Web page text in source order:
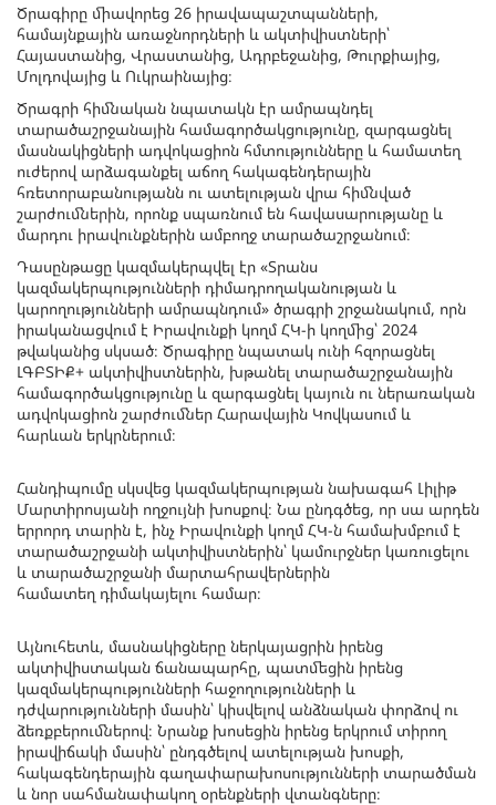
Ծրագիրը միավորեց 26 իրավապաշտպանների,
համայնքային առաջնորդների և ակտիվիստների՝
Հայաստանից, Վրաստանից, Ադրբեջանից, Թուրքիայից,
Մոլդովայից և Ուկրաինայից։
Ծրագրի հիմնական նպատակն էր ամրապնդել
տարածաշրջանային համագործակցությունը, զարգացնել
մասնակիցների ադվոկացիոն հմտությունները և համատեղ
ուժերով արձագանքել աճող հակագենդերային
հռետորաբանությանն ու ատելության վրա հիմնված
շարժումներին, որոնք սպառնում են հավասարությանը և
մարդու իրավունքներին ամբողջ տարածաշրջանում։
Դասընթացը կազմակերպվել էր «Տրանս
կազմակերպությունների դիմադրողականության և
կարողությունների ամրապնդում» ծրագրի շրջանակում, որն
իրականացվում է Իրավունքի կողմ ՀԿ-ի կողմից՝ 2024
թվականից սկսած։ Ծրագիրը նպատակ ունի հզորացնել
ԼԳԲՏԻՔ+ ակտիվիստներին, խթանել տարածաշրջանային
համագործակցությունը և զարգացնել կայուն ու ներառական
ադվոկացիոն շարժումներ Հարավային Կովկասում և
հարևան երկրներում։
Հանդիպումը սկսվեց կազմակերպության նախագահ Լիլիթ
Մարտիրոսյանի ողջույնի խոսքով։ Նա ընդգծեց, որ սա արդեն
երրորդ տարին է, ինչ Իրավունքի կողմ ՀԿ-ն համախմբում է
տարածաշրջանի ակտիվիստներին՝ կամուրջներ կառուցելու
և տարածաշրջանի մարտահրավերներին
համատեղ դիմակայելու համար։
Այնուհետև, մասնակիցները ներկայացրին իրենց
ակտիվիստական ճանապարհը, պատմեցին իրենց
կազմակերպությունների հաջողությունների և
դժվարությունների մասին՝ կիսվելով անձնական փորձով ու
ձեռքբերումներով։ Նրանք խոսեցին իրենց երկրում տիրող
իրավիճակի մասին՝ ընդգծելով ատելության խոսքի,
հակագենդերային գաղափարախոսությունների տարածման
և նոր սահմանափակող օրենքների վտանգները։